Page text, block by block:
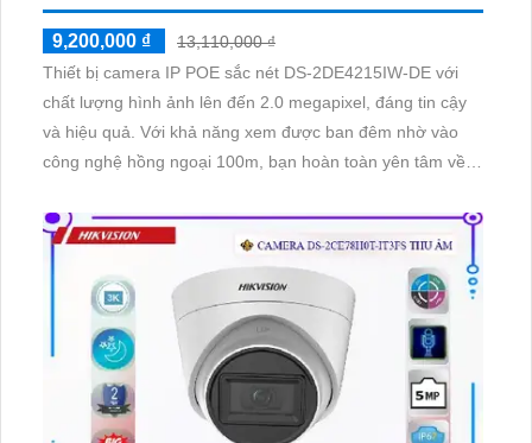
9,200,000 ₫
13,110,000 ₫
Thiết bị camera IP POE sắc nét DS-2DE4215IW-DE với
chất lượng hình ảnh lên đến 2.0 megapixel, đáng tin cậy
và hiệu quả. Với khả năng xem được ban đêm nhờ vào
công nghệ hồng ngoại 100m, bạn hoàn toàn yên tâm về
không giảm chất lượng, cung cấp hình ảnh sắc nét ngay
cả trong điều kiện ánh sáng yếu